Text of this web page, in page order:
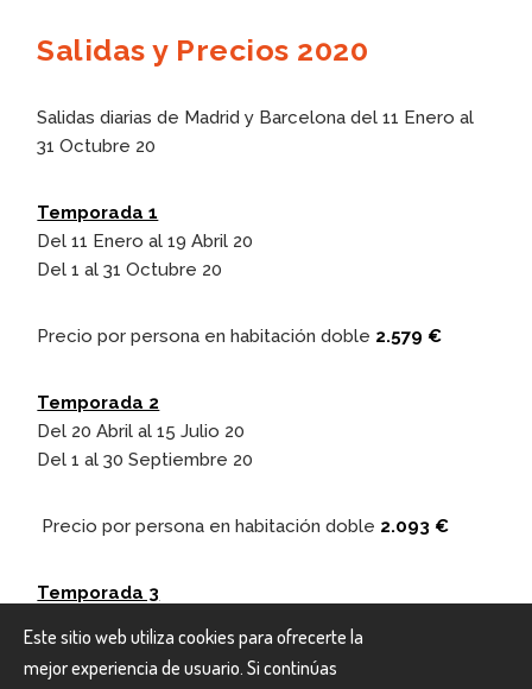
Salidas y Precios 2020
Salidas diarias de Madrid y Barcelona del 11 Enero al
31 Octubre 20
Temporada 1
Del 11 Enero al 19 Abril 20
Del 1 al 31 Octubre 20
Precio por persona en habitación doble 2.579 €
Temporada 2
Del 20 Abril al 15 Julio 20
Del 1 al 30 Septiembre 20
Precio por persona en habitación doble 2.093 €
Temporada 3
Este sitio web utiliza cookies para ofrecerte la
mejor experiencia de usuario. Si continúas